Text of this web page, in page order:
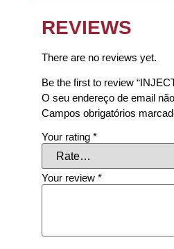
REVIEWS
There are no reviews yet.
Be the first to review
O seu endereço de email
Campos obrigatórios
Your rating *
Your review *